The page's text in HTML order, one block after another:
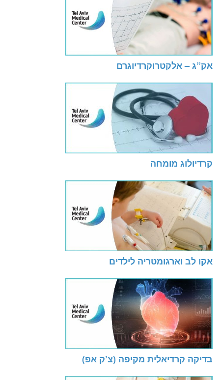
אק”ג – אלקטרוקרדיוגרם
קרדיולוג מומחה
אקו לב וארגומטריה לילדים
בדיקה קרדיאלית מקיפה (צ’ק אפ)